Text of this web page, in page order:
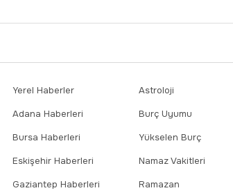
Yerel Haberler
Adana Haberleri
Bursa Haberleri
Eskişehir Haberleri
Gaziantep Haberleri
Astroloji
Burç Uyumu
Yükselen Burç
Namaz Vakitleri
Ramazan